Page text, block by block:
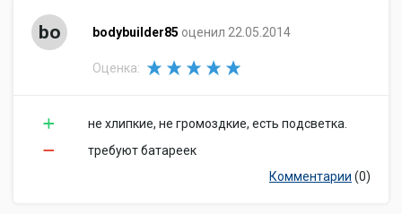
bo bodybuilder85 оценил 22.05.2014
Оценка:
не хлипкие, не громоздкие, есть подсветка.
требуют батареек
Комментарии (0)